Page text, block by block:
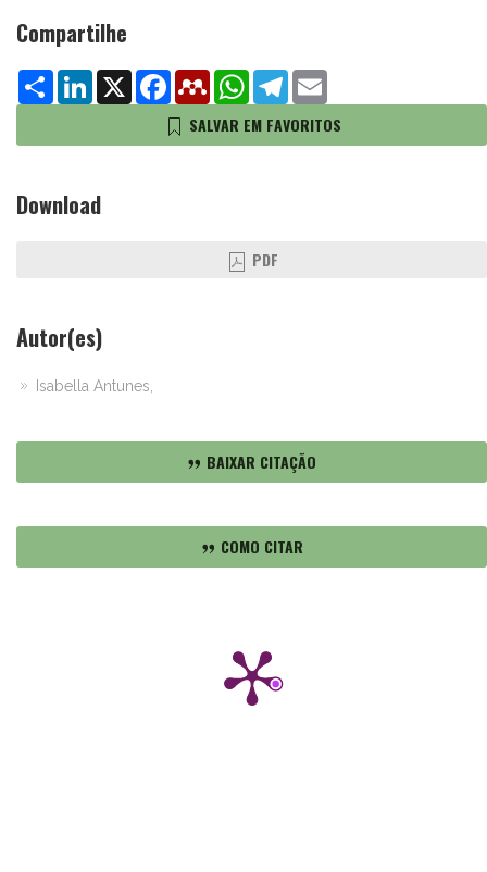
Compartilhe
ShareLinkedIn
X FacebookMendeleyWhatsApp
Telegram
SALVAR EM FAVORITOS
Download
PDF
Autor(es)
Isabella Antunes,
BAIXAR CITAÇÃO
COMO CITAR